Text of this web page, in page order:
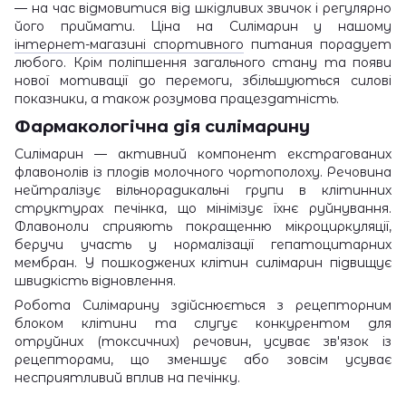
— на час відмовитися від шкідливих звичок і регулярно
його приймати. Ціна на Силімарин у нашому
інтернет-магазині спортивного питания порадует
любого. Крім поліпшення загального стану та появи
нової мотивації до перемоги, збільшуються силові
показники, а також розумова працездатність.
Фармакологічна дія силімарину
Силімарин — активний компонент екстрагованих
флавонолів із плодів молочного чортополоху. Речовина
нейтралізує вільнорадикальні групи в клітинних
структурах печінка, що мінімізує їхнє руйнування.
Флавоноли сприяють покращенню мікроциркуляції,
беручи участь у нормалізації гепатоцитарних
мембран. У пошкоджених клітин силімарин підвищує
швидкість відновлення.
Робота Силімарину здійснюється з рецепторним
блоком клітини та слугує конкурентом для
отруйних (токсичних) речовин, усуває зв'язок із
рецепторами, що зменшує або зовсім усуває
несприятливий вплив на печінку.